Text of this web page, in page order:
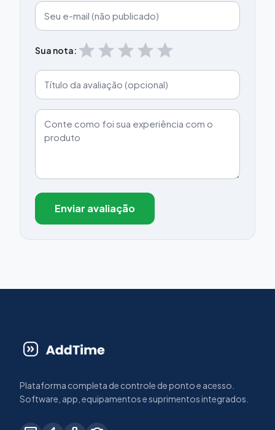
Sua nota: star
star
star
star
star
Enviar avaliação
Plataforma completa de controle de ponto e acesso.
Software, app, equipamentos e suprimentos integrados.